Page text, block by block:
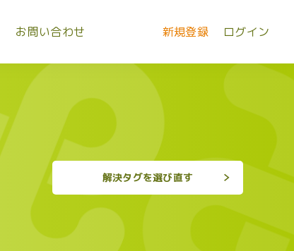
お問い合わせ 新規登録 ログイン
解決タグを選び直す